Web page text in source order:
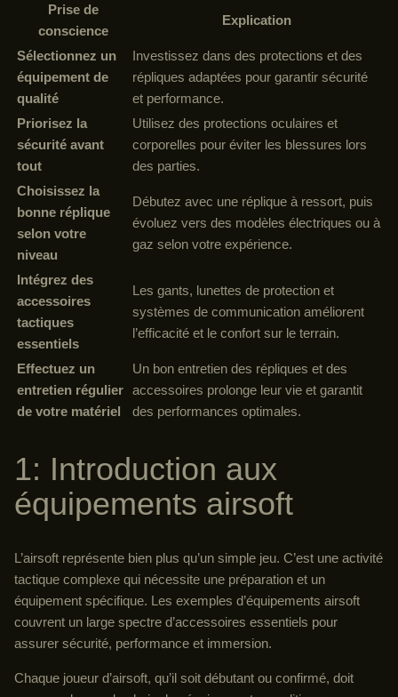
Prise de
conscience
Explication
Sélectionnez un
équipement de
qualité
Investissez dans des protections et des
répliques adaptées pour garantir sécurité
et performance.
Priorisez la
sécurité avant
tout
Utilisez des protections oculaires et
corporelles pour éviter les blessures lors
des parties.
Choisissez la
bonne réplique
selon votre
niveau
Débutez avec une réplique à ressort, puis
évoluez vers des modèles électriques ou à
gaz selon votre expérience.
Intégrez des
accessoires
tactiques
essentiels
Les gants, lunettes de protection et
systèmes de communication améliorent
l’efficacité et le confort sur le terrain.
Effectuez un
entretien régulier
de votre matériel
Un bon entretien des répliques et des
accessoires prolonge leur vie et garantit
des performances optimales.
1: Introduction aux
équipements airsoft
L’airsoft représente bien plus qu’un simple jeu. C’est une activité
tactique complexe qui nécessite une préparation et un
équipement spécifique. Les exemples d’équipements airsoft
couvrent un large spectre d’accessoires essentiels pour
assurer sécurité, performance et immersion.
Chaque joueur d’airsoft, qu’il soit débutant ou confirmé, doit